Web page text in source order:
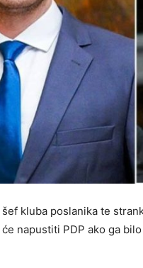
kluba poslanika te
napustiti PDP ako ga